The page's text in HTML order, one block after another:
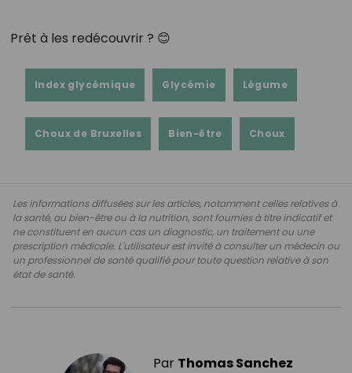
Prêt à les redécouvrir ? 😊
Index glycémique Glycémie Légume
Choux de Bruxelles Bien-être Choux
Les informations diffusées sur les articles, notamment celles relatives à
la santé, au bien-être ou à la nutrition, sont fournies à titre indicatif et
ne constituent en aucun cas un diagnostic, un traitement ou une
prescription médicale. L'utilisateur est invité à consulter un médecin ou
un professionnel de santé qualifié pour toute question relative à son
état de santé.
Par Thomas Sanchez